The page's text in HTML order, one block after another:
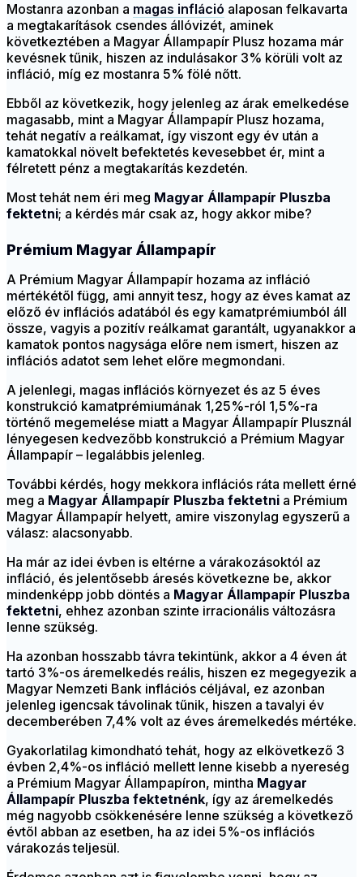
Mostanra azonban a magas infláció alaposan felkavarta
a megtakarítások csendes állóvizét, aminek
következtében a Magyar Állampapír Plusz hozama már
kevésnek tűnik, hiszen az indulásakor 3% körüli volt az
infláció, míg ez mostanra 5% fölé nőtt.
Ebből az következik, hogy jelenleg az árak emelkedése
magasabb, mint a Magyar Állampapír Plusz hozama,
tehát negatív a reálkamat, így viszont egy év után a
kamatokkal növelt befektetés kevesebbet ér, mint a
félretett pénz a megtakarítás kezdetén.
Most tehát nem éri meg Magyar Állampapír Pluszba
fektetni; a kérdés már csak az, hogy akkor mibe?
Prémium Magyar Állampapír
A Prémium Magyar Állampapír hozama az infláció
mértékétől függ, ami annyit tesz, hogy az éves kamat az
előző év inflációs adatából és egy kamatprémiumból áll
össze, vagyis a pozitív reálkamat garantált, ugyanakkor a
kamatok pontos nagysága előre nem ismert, hiszen az
inflációs adatot sem lehet előre megmondani.
A jelenlegi, magas inflációs környezet és az 5 éves
konstrukció kamatprémiumának 1,25%-ról 1,5%-ra
történő megemelése miatt a Magyar Állampapír Plusznál
lényegesen kedvezőbb konstrukció a Prémium Magyar
Állampapír – legalábbis jelenleg.
További kérdés, hogy mekkora inflációs ráta mellett érné
meg a Magyar Állampapír Pluszba fektetni a Prémium
Magyar Állampapír helyett, amire viszonylag egyszerű a
válasz: alacsonyabb.
Ha már az idei évben is eltérne a várakozásoktól az
infláció, és jelentősebb áresés következne be, akkor
mindenképp jobb döntés a Magyar Állampapír Pluszba
fektetni, ehhez azonban szinte irracionális változásra
lenne szükség.
Ha azonban hosszabb távra tekintünk, akkor a 4 éven át
tartó 3%-os áremelkedés reális, hiszen ez megegyezik a
Magyar Nemzeti Bank inflációs céljával, ez azonban
jelenleg igencsak távolinak tűnik, hiszen a tavalyi év
decemberében 7,4% volt az éves áremelkedés mértéke.
Gyakorlatilag kimondható tehát, hogy az elkövetkező 3
évben 2,4%-os infláció mellett lenne kisebb a nyereség
a Prémium Magyar Állampapíron, mintha Magyar
Állampapír Pluszba fektetnénk, így az áremelkedés
még nagyobb csökkenésére lenne szükség a következő
évtől abban az esetben, ha az idei 5%-os inflációs
várakozás teljesül.